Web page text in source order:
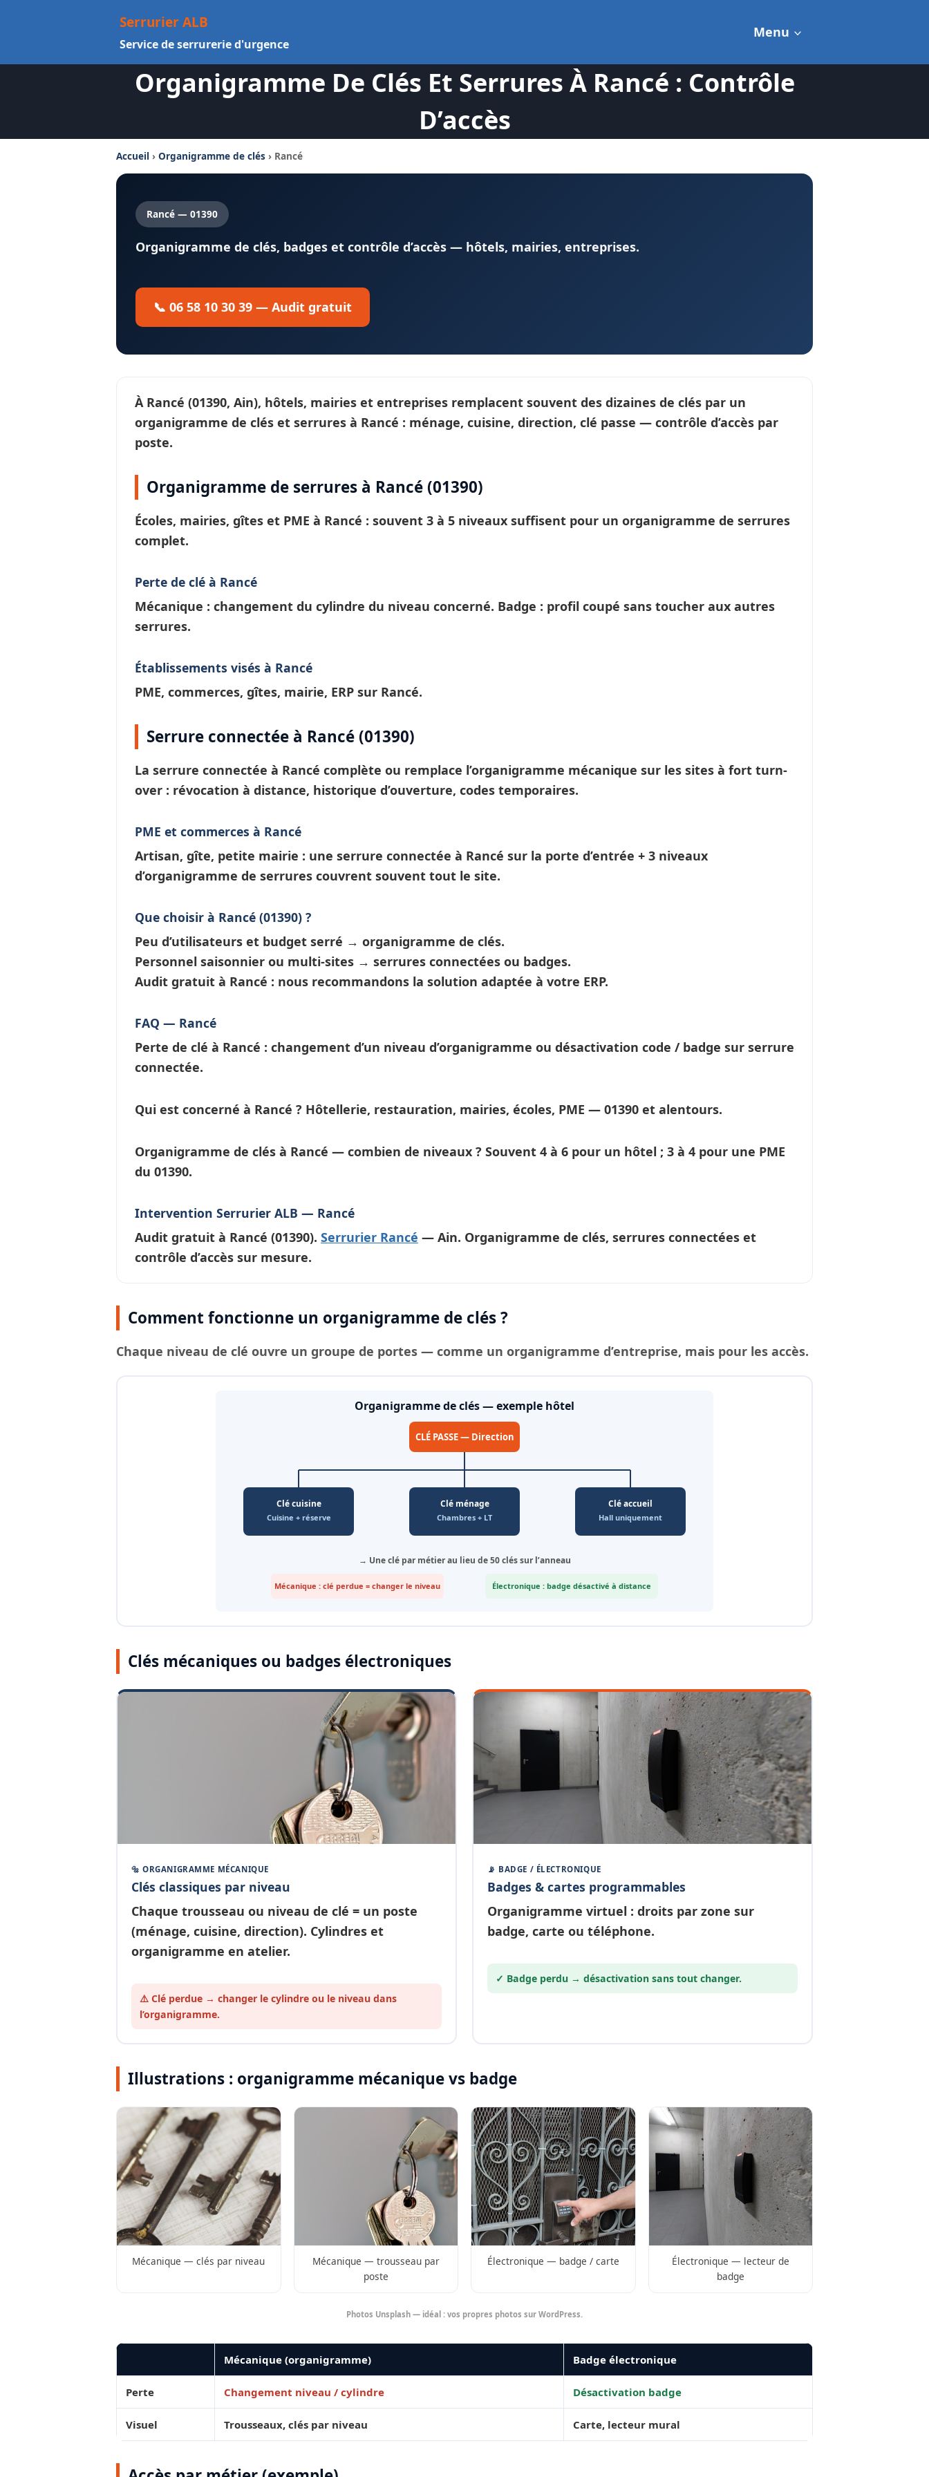
Serrurier ALB
Service de serrurerie d'urgence
Menu
Organigramme De Clés Et Serrures À Rancé : Contrôle
D’accès
Accueil › Organigramme de clés › Rancé
Rancé — 01390
Organigramme de clés, badges et contrôle d’accès — hôtels, mairies, entreprises.
📞 06 58 10 30 39 — Audit gratuit
À Rancé (01390, Ain), hôtels, mairies et entreprises remplacent souvent des dizaines de clés par un
organigramme de clés et serrures à Rancé : ménage, cuisine, direction, clé passe — contrôle d’accès par
poste.
Organigramme de serrures à Rancé (01390)
Écoles, mairies, gîtes et PME à Rancé : souvent 3 à 5 niveaux suffisent pour un organigramme de serrures
complet.
Perte de clé à Rancé
Mécanique : changement du cylindre du niveau concerné. Badge : profil coupé sans toucher aux autres
serrures.
Établissements visés à Rancé
PME, commerces, gîtes, mairie, ERP sur Rancé.
Serrure connectée à Rancé (01390)
La serrure connectée à Rancé complète ou remplace l’organigramme mécanique sur les sites à fort turn-
over : révocation à distance, historique d’ouverture, codes temporaires.
PME et commerces à Rancé
Artisan, gîte, petite mairie : une serrure connectée à Rancé sur la porte d’entrée + 3 niveaux
d’organigramme de serrures couvrent souvent tout le site.
Que choisir à Rancé (01390) ?
Peu d’utilisateurs et budget serré → organigramme de clés.
Personnel saisonnier ou multi-sites → serrures connectées ou badges.
Audit gratuit à Rancé : nous recommandons la solution adaptée à votre ERP.
FAQ — Rancé
Perte de clé à Rancé : changement d’un niveau d’organigramme ou désactivation code / badge sur serrure
connectée.
Qui est concerné à Rancé ? Hôtellerie, restauration, mairies, écoles, PME — 01390 et alentours.
Organigramme de clés à Rancé — combien de niveaux ? Souvent 4 à 6 pour un hôtel ; 3 à 4 pour une PME
du 01390.
Intervention Serrurier ALB — Rancé
Audit gratuit à Rancé (01390). Serrurier Rancé — Ain. Organigramme de clés, serrures connectées et
contrôle d’accès sur mesure.
Comment fonctionne un organigramme de clés ?
Chaque niveau de clé ouvre un groupe de portes — comme un organigramme d’entreprise, mais pour les accès.
Organigramme de clés — exemple hôtel
CLÉ PASSE — Direction
Clé cuisine
Cuisine + réserve
Clé ménage
Chambres + LT
Clé accueil
Hall uniquement
→ Une clé par métier au lieu de 50 clés sur l’anneau
Mécanique : clé perdue = changer le niveau Électronique : badge désactivé à distance
Clés mécaniques ou badges électroniques
🔩 ORGANIGRAMME MÉCANIQUE
Clés classiques par niveau
Chaque trousseau ou niveau de clé = un poste
(ménage, cuisine, direction). Cylindres et
organigramme en atelier.
⚠️ Clé perdue → changer le cylindre ou le niveau dans
l’organigramme.
📡 BADGE / ÉLECTRONIQUE
Badges & cartes programmables
Organigramme virtuel : droits par zone sur
badge, carte ou téléphone.
✓ Badge perdu → désactivation sans tout changer.
Illustrations : organigramme mécanique vs badge
Mécanique — clés par niveau
Mécanique — trousseau par
poste
Électronique — badge / carte
Électronique — lecteur de
badge
Photos Unsplash — idéal : vos propres photos sur WordPress.
Mécanique (organigramme) Badge électronique
Perte Changement niveau / cylindre Désactivation badge
Visuel Trousseaux, clés par niveau Carte, lecteur mural